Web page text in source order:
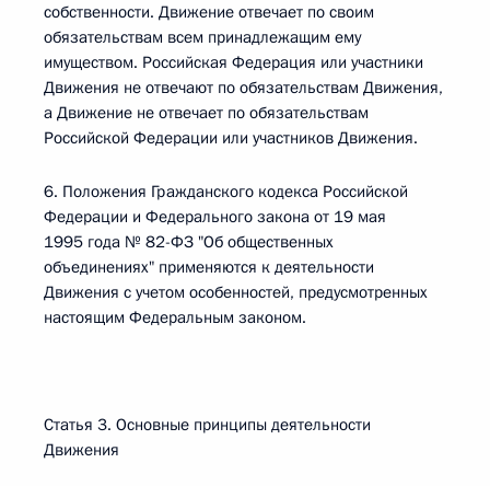
собственности. Движение отвечает по своим
обязательствам всем принадлежащим ему
имуществом. Российская Федерация или участники
Движения не отвечают по обязательствам Движения,
а Движение не отвечает по обязательствам
Российской Федерации или участников Движения.
6. Положения Гражданского кодекса Российской
Федерации и Федерального закона от 19 мая
1995 года № 82-ФЗ "Об общественных
объединениях" применяются к деятельности
Движения с учетом особенностей, предусмотренных
настоящим Федеральным законом.
Статья 3. Основные принципы деятельности
Движения